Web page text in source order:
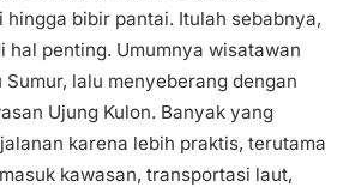
hingga bibir pantai. Itulah sebabnya,
hal penting. Umumnya wisatawan
lalu menyeberang dengan
Ujung Kulon. Banyak yang
karena lebih praktis, terutama
kawasan, transportasi laut,